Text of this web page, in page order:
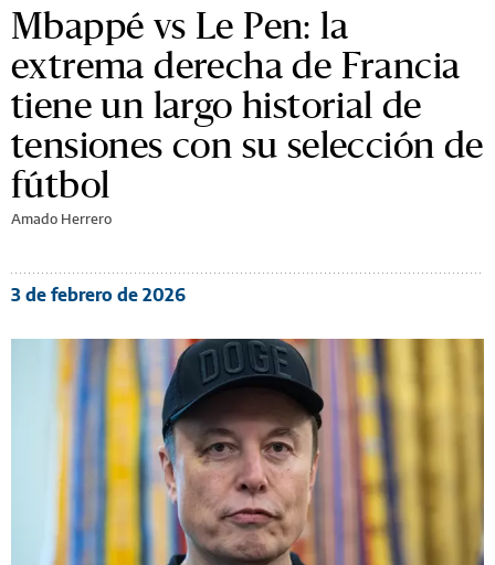
Mbappé vs Le Pen: la
extrema derecha de Francia
tiene un largo historial de
tensiones con su selección de
fútbol
Amado Herrero
3 de febrero de 2026